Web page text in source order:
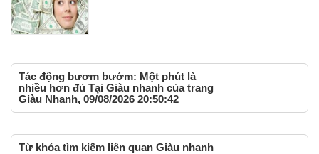
Tác động bươm bướm: Một phút là
nhiều hơn đủ Tại Giàu nhanh của trang
Giàu Nhanh, 09/08/2026 20:50:42
Từ khóa tìm kiếm liên quan Giàu nhanh